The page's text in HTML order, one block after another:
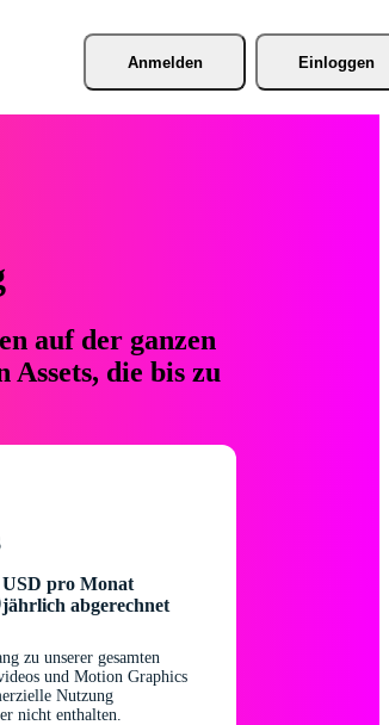
Anmelden Einloggen
auf der ganzen
die bis zu
USD pro Monat
jährlich abgerechnet
zu unserer gesamten
und Motion Graphics
Nutzung
nicht enthalten.